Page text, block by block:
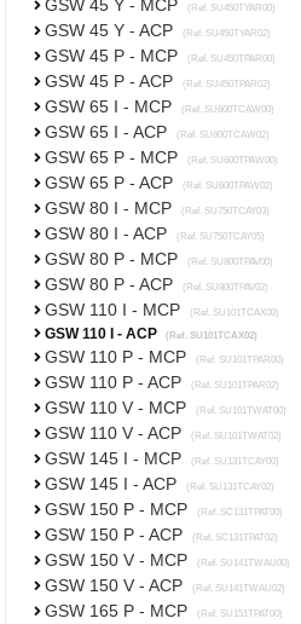
GSW 45 Y - MCP (Ref. SU450TYAR00)
GSW 45 Y - ACP (Ref. SU450TYAR02)
GSW 45 P - MCP (Ref. SU450TPAR00)
GSW 45 P - ACP (Ref. SU450TPAR02)
GSW 65 I - MCP (Ref. SU600TCAW00)
GSW 65 I - ACP (Ref. SU600TCAW02)
GSW 65 P - MCP (Ref. SU600TPAW00)
GSW 65 P - ACP (Ref. SU600TPAW02)
GSW 80 I - MCP (Ref. SU750TCAY03)
GSW 80 I - ACP (Ref. SU750TCAY05)
GSW 80 P - MCP (Ref. SU800TPAV00)
GSW 80 P - ACP (Ref. SU800TPAV02)
GSW 110 I - MCP (Ref. SU101TCAX00)
GSW 110 I - ACP (Ref. SU101TCAX02)
GSW 110 P - MCP (Ref. SU101TPAR00)
GSW 110 P - ACP (Ref. SU101TPAR02)
GSW 110 V - MCP (Ref. SU101TWAT00)
GSW 110 V - ACP (Ref. SU101TWAT02)
GSW 145 I - MCP (Ref. SU131TCAY00)
GSW 145 I - ACP (Ref. SU131TCAY02)
GSW 150 P - MCP (Ref. SC131TPAT00)
GSW 150 P - ACP (Ref. SC131TPAT02)
GSW 150 V - MCP (Ref. SU141TWAU00)
GSW 150 V - ACP (Ref. SU141TWAU02)
GSW 165 P - MCP (Ref. SU151TPAT00)